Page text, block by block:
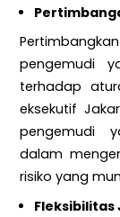
pengemudi
terhadap
eksekutif
pengemudi
dalam
risiko yang
Fleksibilitas